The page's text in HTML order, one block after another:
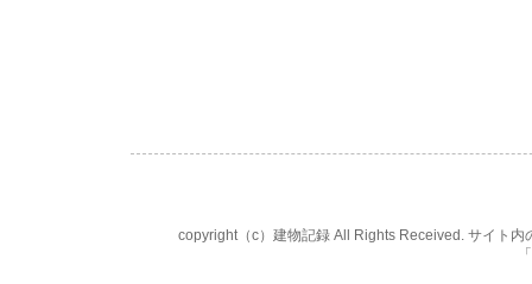
copyright（c）建物記録 All Rights Received. サイト